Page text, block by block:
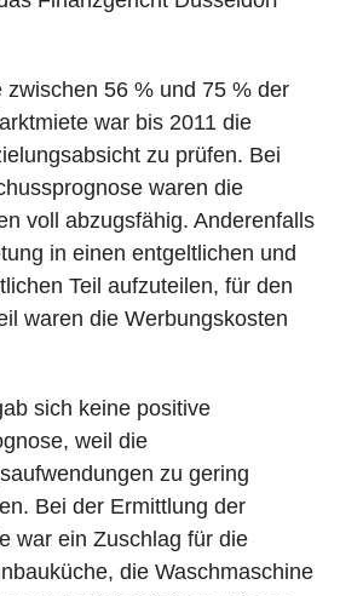
zwischen 56 % und 75 % der
war bis 2011 die
zu prüfen. Bei
waren die
voll abzugsfähig. Anderenfalls
in einen entgeltlichen und
Teil aufzuteilen, für den
waren die Werbungskosten
sich keine positive
weil die
zu gering
Bei der Ermittlung der
war ein Zuschlag für die
die Waschmaschine